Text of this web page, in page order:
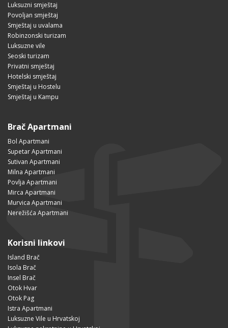
Luksuzni smještaj
Povoljan smještaj
Smještaj u uvalama
Robinzonski turizam
Luksuzne vile
Seoski turizam
Privatni smještaj
Hotelski smještaj
Smještaj u Hostelu
Smještaj u Kampu
Brač Apartmani
Bol Apartmani
Supetar Apartmani
Sutivan Apartmani
Milna Apartmani
Povlja Apartmani
Mirca Apartmani
Murvica Apartmani
Nerežišća Apartmani
Korisni linkovi
Island Brač
Isola Brač
Insel Brač
Otok Hvar
Otok Pag
Istra Apartmani
Luksuzne Vile u Hrvatskoj